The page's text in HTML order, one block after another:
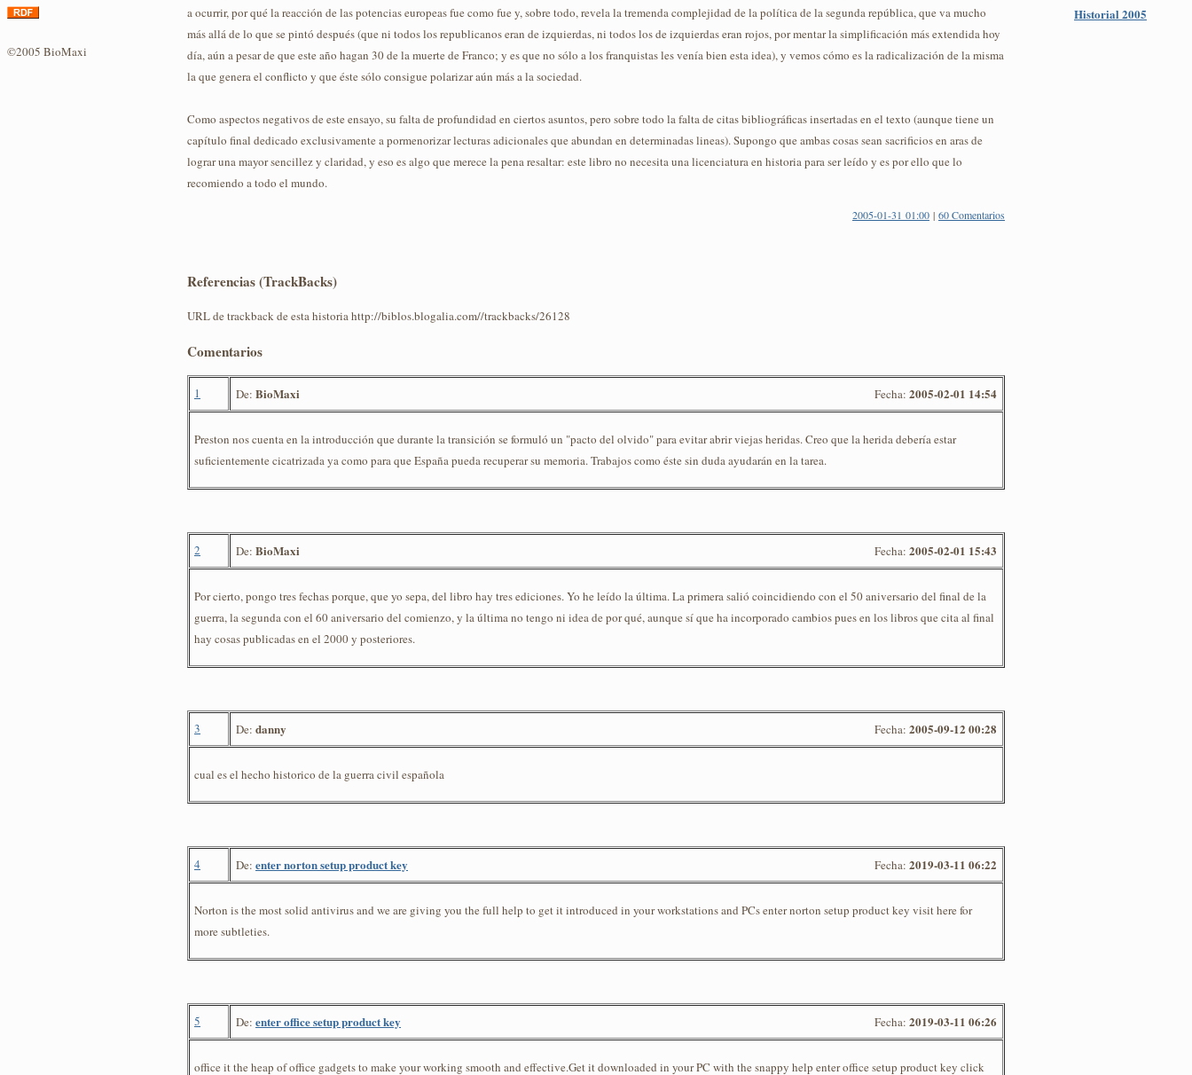
©2005 BioMaxi
Historial 2005
a ocurrir, por qué la reacción de las potencias europeas fue como fue y, sobre todo, revela la tremenda complejidad de la política de la segunda república, que va mucho
más allá de lo que se pintó después (que ni todos los republicanos eran de izquierdas, ni todos los de izquierdas eran rojos, por mentar la simplificación más extendida hoy
día, aún a pesar de que este año hagan 30 de la muerte de Franco; y es que no sólo a los franquistas les venía bien esta idea), y vemos cómo es la radicalización de la misma
la que genera el conflicto y que éste sólo consigue polarizar aún más a la sociedad.
Como aspectos negativos de este ensayo, su falta de profundidad en ciertos asuntos, pero sobre todo la falta de citas bibliográficas insertadas en el texto (aunque tiene un
capítulo final dedicado exclusivamente a pormenorizar lecturas adicionales que abundan en determinadas lineas). Supongo que ambas cosas sean sacrificios en aras de
lograr una mayor sencillez y claridad, y eso es algo que merece la pena resaltar: este libro no necesita una licenciatura en historia para ser leído y es por ello que lo
recomiendo a todo el mundo.
2005-01-31 01:00 | 60 Comentarios
Referencias (TrackBacks)
URL de trackback de esta historia http://biblos.blogalia.com//trackbacks/26128
Comentarios
1 De: BioMaxi Fecha: 2005-02-01 14:54
Preston nos cuenta en la introducción que durante la transición se formuló un "pacto del olvido" para evitar abrir viejas heridas. Creo que la herida debería estar
suficientemente cicatrizada ya como para que España pueda recuperar su memoria. Trabajos como éste sin duda ayudarán en la tarea.
2 De: BioMaxi Fecha: 2005-02-01 15:43
Por cierto, pongo tres fechas porque, que yo sepa, del libro hay tres ediciones. Yo he leído la última. La primera salió coincidiendo con el 50 aniversario del final de la
guerra, la segunda con el 60 aniversario del comienzo, y la última no tengo ni idea de por qué, aunque sí que ha incorporado cambios pues en los libros que cita al final
hay cosas publicadas en el 2000 y posteriores.
3 De: danny Fecha: 2005-09-12 00:28
cual es el hecho historico de la guerra civil española
4 De: enter norton setup product key Fecha: 2019-03-11 06:22
Norton is the most solid antivirus and we are giving you the full help to get it introduced in your workstations and PCs enter norton setup product key visit here for
more subtleties.
5 De: enter office setup product key Fecha: 2019-03-11 06:26
office it the heap of office gadgets to make your working smooth and effective.Get it downloaded in your PC with the snappy help enter office setup product key click